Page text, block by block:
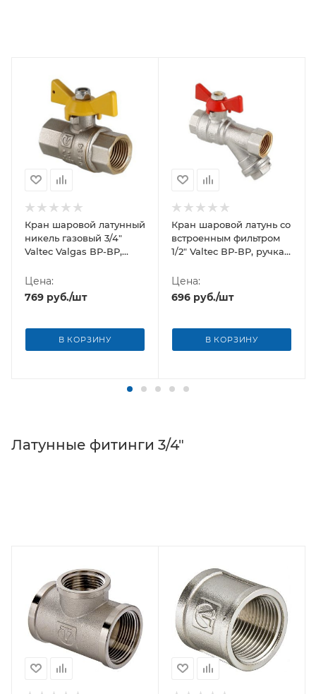
Кран шаровой латунный
никель газовый 3/4"
Valtec Valgas ВР-ВР,
Цена:
769 руб./шт
В КОРЗИНУ
Кран шаровой латунь со
встроенным фильтром
1/2" Valtec ВР-ВР, ручка-
Цена:
696 руб./шт
В КОРЗИНУ
Латунные фитинги 3/4"